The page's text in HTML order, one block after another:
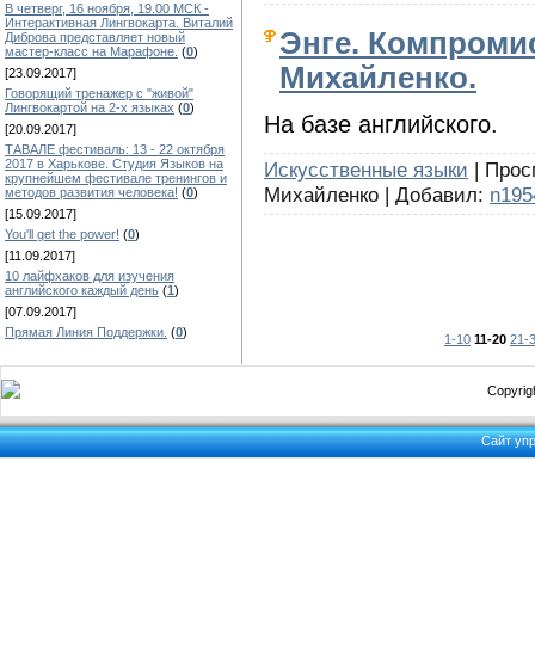
В четверг, 16 ноября, 19.00 МСК -
Интерактивная Лингвокарта. Виталий
Диброва представляет новый
мастер-класс на Марафоне. (0)
[23.09.2017]
Говорящий тренажер с "живой"
Лингвокартой на 2-х языках (0)
[20.09.2017]
ТАВАЛЕ фестиваль: 13 - 22 октября
2017 в Харькове. Студия Языков на
крупнейшем фестивале тренингов и
методов развития человека! (0)
[15.09.2017]
You'll get the power! (0)
[11.09.2017]
10 лайфхаков для изучения
английского каждый день (1)
[07.09.2017]
Прямая Линия Поддержки. (0)
Энге.
Михайленко.
На базе английского.
Искусственные языки |
Михайленко | Добавил:
1-10 11-20 21-
Сайт